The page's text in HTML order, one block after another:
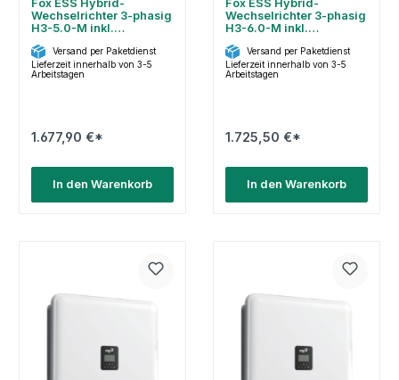
Fox ESS Hybrid-
Wechselrichter 3-phasig
H3-5.0-M inkl.
Versand per Paketdienst
Lieferzeit innerhalb von 3-5
Arbeitstagen
1.677,90 €*
In den Warenkorb
Fox ESS Hybrid-
Wechselrichter 3-phasig
H3-6.0-M inkl.
Versand per Paketdienst
Lieferzeit innerhalb von 3-5
Arbeitstagen
1.725,50 €*
In den Warenkorb